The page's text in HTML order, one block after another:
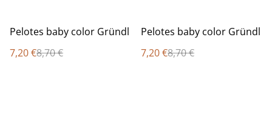
%
Pelotes baby color Gründl
7,20 €8,70 €
%
Pelotes baby color Gründl
7,20 €8,70 €